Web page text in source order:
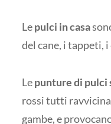
Lepulci in casa
del cane, i tappeti,
Lepunture di pulci
rossi tutti
gambe, e